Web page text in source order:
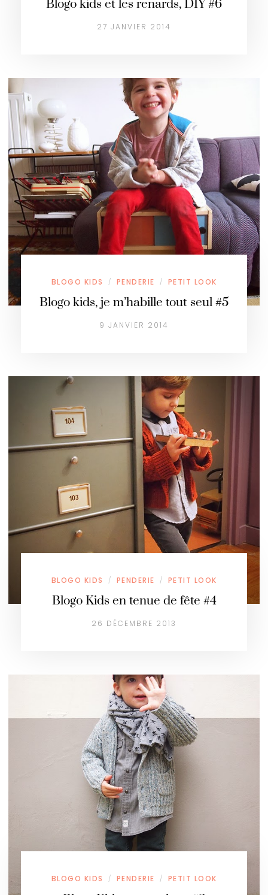
Blogo kids et les renards, DIY #6
27 JANVIER 2014
BLOGO KIDS / PENDERIE / PETIT LOOK
Blogo kids, je m’habille tout seul #5
9 JANVIER 2014
BLOGO KIDS / PENDERIE / PETIT LOOK
Blogo Kids en tenue de fête #4
26 DÉCEMBRE 2013
BLOGO KIDS / PENDERIE / PETIT LOOK